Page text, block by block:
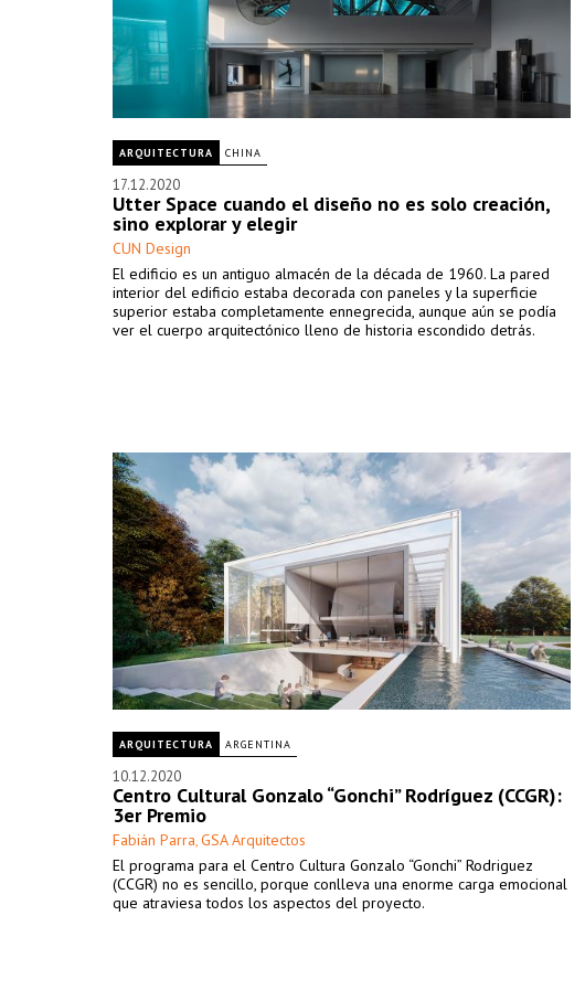
ARQUITECTURA CHINA
17.12.2020
Utter Space cuando el diseño no es solo creación,
sino explorar y elegir
CUN Design
El edificio es un antiguo almacén de la década de 1960. La pared
interior del edificio estaba decorada con paneles y la superficie
superior estaba completamente ennegrecida, aunque aún se podía
ver el cuerpo arquitectónico lleno de historia escondido detrás.
ARQUITECTURA ARGENTINA
10.12.2020
Centro Cultural Gonzalo “Gonchi” Rodríguez (CCGR):
3er Premio
Fabián Parra, GSA Arquitectos
El programa para el Centro Cultura Gonzalo “Gonchi” Rodriguez
(CCGR) no es sencillo, porque conlleva una enorme carga emocional
que atraviesa todos los aspectos del proyecto.